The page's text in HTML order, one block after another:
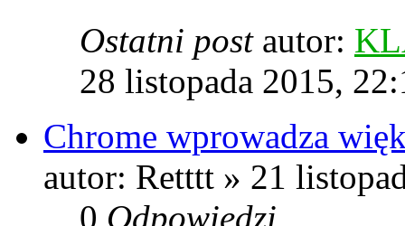
Ostatni post autor:
28 listopada 2015,
Chrome wprowadza
autor: Retttt » 21
0 Odpowiedzi